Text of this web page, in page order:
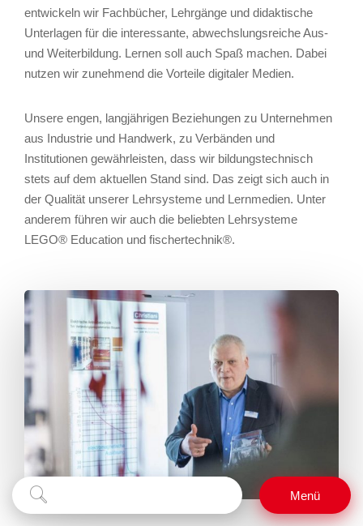
Menü
entwickeln wir Fachbücher, Lehrgänge und didaktische
Unterlagen für die interessante, abwechslungsreiche Aus-
und Weiterbildung. Lernen soll auch Spaß machen. Dabei
nutzen wir zunehmend die Vorteile digitaler Medien.
Unsere engen, langjährigen Beziehungen zu Unternehmen
aus Industrie und Handwerk, zu Verbänden und
Institutionen gewährleisten, dass wir bildungstechnisch
stets auf dem aktuellen Stand sind. Das zeigt sich auch in
der Qualität unserer Lehrsysteme und Lernmedien. Unter
anderem führen wir auch die beliebten Lehrsysteme
LEGO® Education und fischertechnik®.